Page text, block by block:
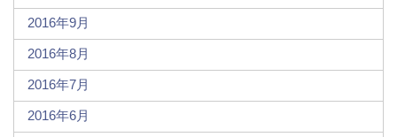
2016年9月
2016年8月
2016年7月
2016年6月